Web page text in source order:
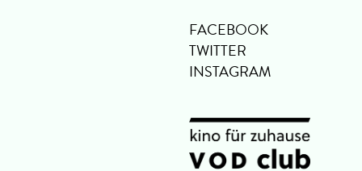
FACEBOOK
TWITTER
INSTAGRAM